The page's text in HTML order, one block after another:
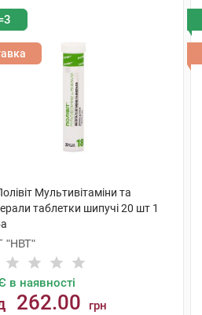
Мультивітаміни та
таблетки шипучі 20 шт 1
"НВТ"
в наявності
262.00 грн